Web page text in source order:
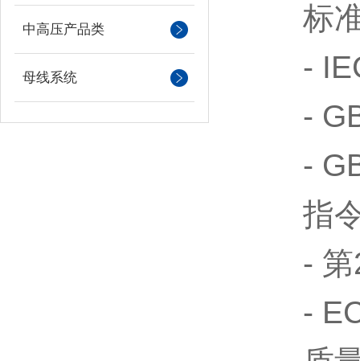
中高压产品类
母线系统
标准
- IEC
- GB/
- GB/
指令
- 第
- EC“